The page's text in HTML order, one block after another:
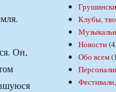
Он,
Клубы,
Новости
Обо всем